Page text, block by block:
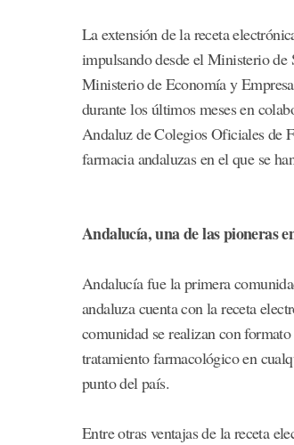
La extensión de la receta
impulsando desde el Ministerio de
Ministerio de Economía y
durante los últimos meses en
Andaluz de Colegios Oficiales de
farmacia andaluzas en el que se
Andalucía, una de las pioneras
Andalucía fue la primera
andaluza cuenta con la receta
comunidad se realizan con
tratamiento farmacológico en
punto del país.
Entre otras ventajas de la receta